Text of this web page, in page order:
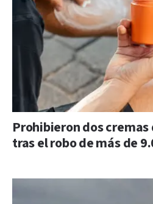
Prohibieron dos
tras el robo de más de